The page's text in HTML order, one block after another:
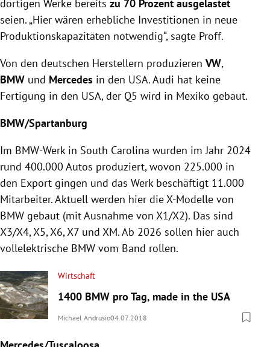
dortigen Werke bereits zu 70 Prozent ausgelastet
seien. „Hier wären erhebliche Investitionen in neue
Produktionskapazitäten notwendig“, sagte Proff.
Von den deutschen Herstellern produzieren VW,
BMW und Mercedes in den USA. Audi hat keine
Fertigung in den USA, der Q5 wird in Mexiko gebaut.
BMW/Spartanburg
Im BMW-Werk in South Carolina wurden im Jahr 2024
rund 400.000 Autos produziert, wovon 225.000 in
den Export gingen und das Werk beschäftigt 11.000
Mitarbeiter. Aktuell werden hier die X-Modelle von
BMW gebaut (mit Ausnahme von X1/X2). Das sind
X3/X4, X5, X6, X7 und XM. Ab 2026 sollen hier auch
vollelektrische BMW vom Band rollen.
Wirtschaft
1400 BMW pro Tag, made in the USA
Michael Andrusio04.07.2018